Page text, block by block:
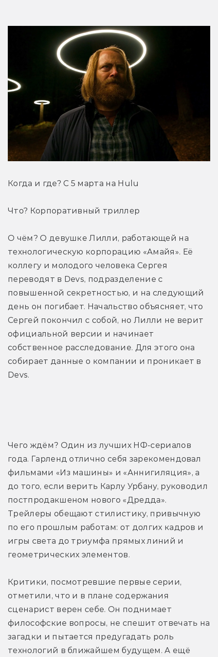
Когда и где? С 5 марта на Hulu
Что? Корпоративный триллер
О чём? О девушке Лилли, работающей на
технологическую корпорацию «Амайя». Её
коллегу и молодого человека Сергея
переводят в Devs, подразделение с
повышенной секретностью, и на следующий
день он погибает. Начальство объясняет, что
Сергей покончил с собой, но Лилли не верит
официальной версии и начинает
собственное расследование. Для этого она
собирает данные о компании и проникает в
Devs.
Чего ждём? Один из лучших НФ-сериалов
года. Гарленд отлично себя зарекомендовал
фильмами «Из машины» и «Аннигиляция», а
до того, если верить Карлу Урбану, руководил
постпродакшеном нового «Дредда».
Трейлеры обещают стилистику, привычную
по его прошлым работам: от долгих кадров и
игры света до триумфа прямых линий и
геометрических элементов.
Критики, посмотревшие первые серии,
отметили, что и в плане содержания
сценарист верен себе. Он поднимает
философские вопросы, не спешит отвечать на
загадки и пытается предугадать роль
технологий в ближайшем будущем. А ещё